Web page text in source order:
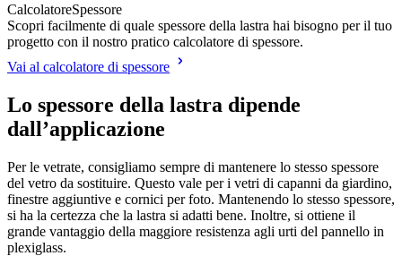
CalcolatoreSpessore
Scopri facilmente di quale spessore della lastra hai bisogno per il tuo
progetto con il nostro pratico calcolatore di spessore.
Vai al calcolatore di spessore
Lo spessore della lastra dipende
dall’applicazione
Per le vetrate, consigliamo sempre di mantenere lo stesso spessore
del vetro da sostituire. Questo vale per i vetri di capanni da giardino,
finestre aggiuntive e cornici per foto. Mantenendo lo stesso spessore,
si ha la certezza che la lastra si adatti bene. Inoltre, si ottiene il
grande vantaggio della maggiore resistenza agli urti del pannello in
plexiglass.